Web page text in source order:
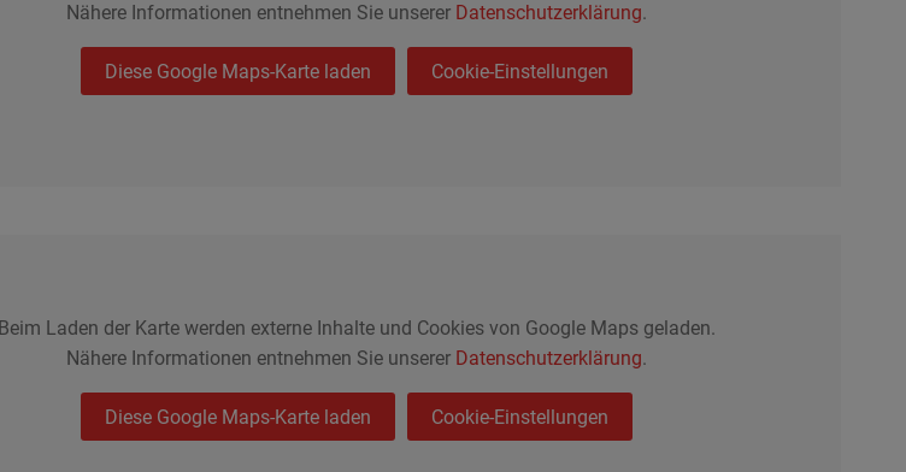
Nähere Informationen entnehmen Sie unserer Datenschutzerklärung.
Diese Google Maps-Karte laden Cookie-Einstellungen
Beim Laden der Karte werden externe Inhalte und Cookies von Google Maps geladen.
Nähere Informationen entnehmen Sie unserer Datenschutzerklärung.
Diese Google Maps-Karte laden Cookie-Einstellungen